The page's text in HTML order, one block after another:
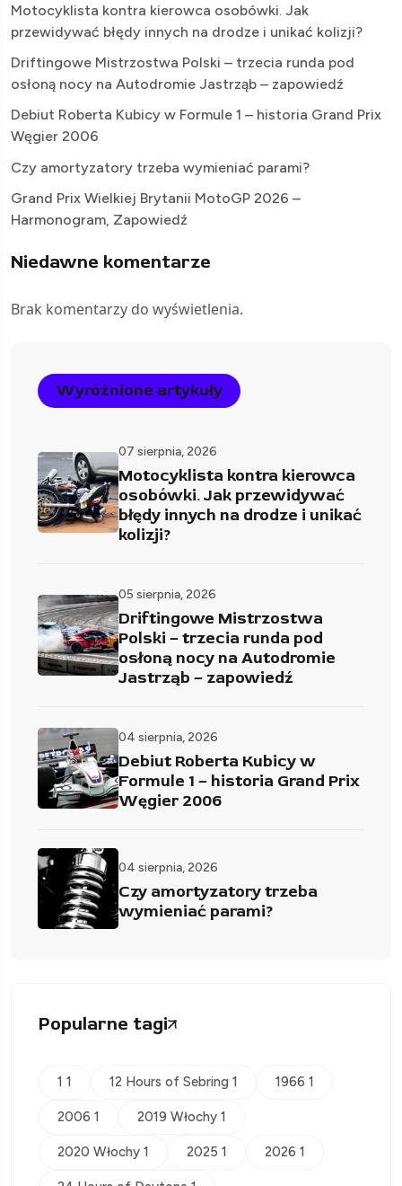
Motocyklista kontra kierowca osobówki. Jak
przewidywać błędy innych na drodze i unikać kolizji?
Driftingowe Mistrzostwa Polski – trzecia runda pod
osłoną nocy na Autodromie Jastrząb – zapowiedź
Debiut Roberta Kubicy w Formule 1 – historia Grand Prix
Węgier 2006
Czy amortyzatory trzeba wymieniać parami?
Grand Prix Wielkiej Brytanii MotoGP 2026 –
Harmonogram, Zapowiedź
Niedawne komentarze
Brak komentarzy do wyświetlenia.
Wyróżnione artykuły
07 sierpnia, 2026
Motocyklista kontra kierowca
osobówki. Jak przewidywać
błędy innych na drodze i unikać
kolizji?
05 sierpnia, 2026
Driftingowe Mistrzostwa
Polski – trzecia runda pod
osłoną nocy na Autodromie
Jastrząb – zapowiedź
04 sierpnia, 2026
Debiut Roberta Kubicy w
Formule 1 – historia Grand Prix
Węgier 2006
04 sierpnia, 2026
Czy amortyzatory trzeba
wymieniać parami?
Popularne tagi
1 1 12 Hours of Sebring 1 1966 1
2006 1 2019 Włochy 1
2020 Włochy 1 2025 1 2026 1